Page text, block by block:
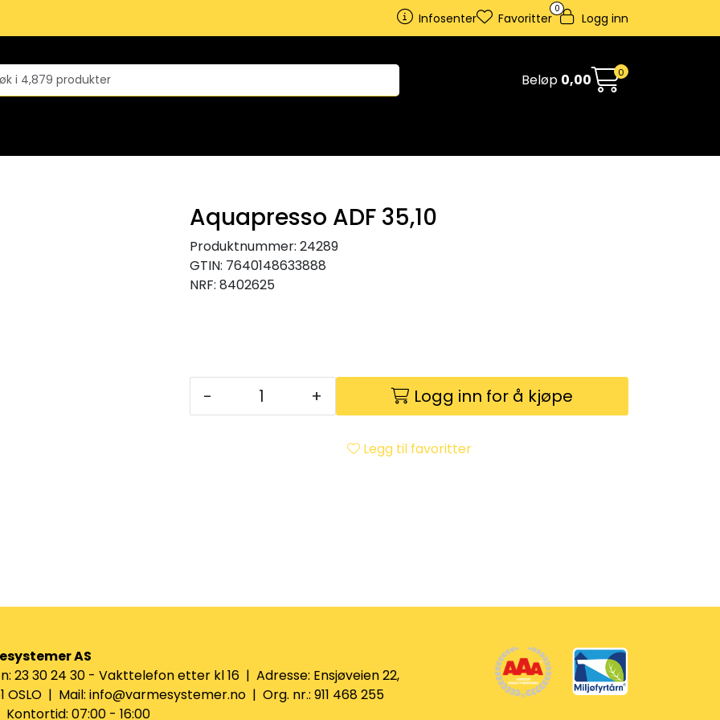
Infosenter
0
Favoritter Logg inn
Beløp 0,00 0
Aquapresso ADF 35,10
Produktnummer: 24289
GTIN: 7640148633888
NRF: 8402625
- + Logg inn for å kjøpe
Legg til favoritter
AS
23 30 24 30 - Vakttelefon etter kl 16 | Adresse: Ensjøveien 22,
OSLO | Mail: info@varmesystemer.no | Org. nr.: 911 468 255
07:00 - 16:00